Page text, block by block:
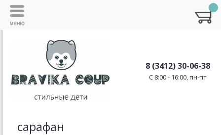
8 (3412) 30-06-38
C 8:00 - 16:00, пн-пт
сарафан